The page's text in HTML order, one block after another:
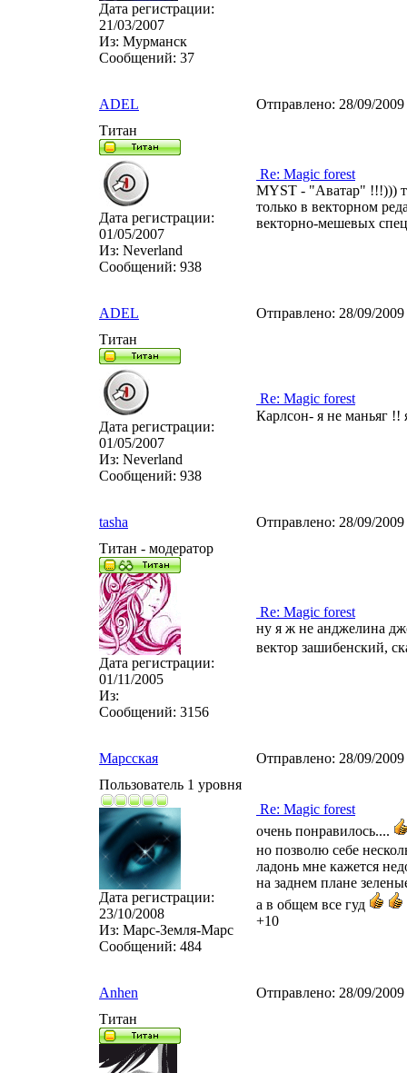
Дата регистрации:
21/03/2007
Из: Мурманск
Сообщений: 37
ADEL Отправлено: 28/09/
Титан
Дата регистрации:
01/05/2007
Из: Neverland
Сообщений: 938
Re: Magic forest
MYST - "Аватар" !!!)))
только в векторном
векторно-мешевых
ADEL Отправлено: 28/09/
Титан
Дата регистрации:
01/05/2007
Из: Neverland
Сообщений: 938
Re: Magic forest
Карлсон- я не маньяг
tasha Отправлено: 28/09/
Титан - модератор
Дата регистрации:
01/11/2005
Из:
Сообщений: 3156
Re: Magic forest
ну я ж не анджелина
вектор зашибенский,
Марсская Отправлено: 28/09/
Пользователь 1 уровня
Дата регистрации:
23/10/2008
Из: Марс-Земля-Марс
Сообщений: 484
Re: Magic forest
очень понравилось....
но позволю себе
ладонь мне кажется
на заднем плане
а в общем все гуд
+10
Anhen Отправлено: 28/09/
Титан